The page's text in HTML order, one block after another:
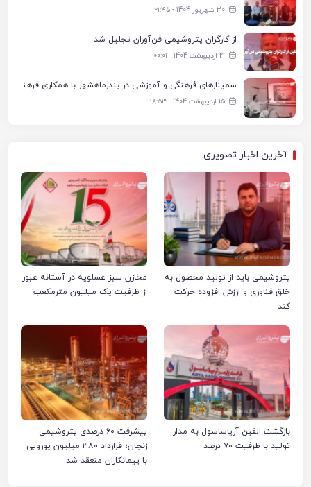
30 شهریور 1404 - ۲۱:۴۵
از کارگران پتروشیمی فن‌آوران تجلیل شد
21 اردیبهشت 1404 - ۰۰:۰۱
سمینارهای فرهنگی و آموزشی در بندرماهشهر با همکاری فرهنگ‌سرای پتروشیمی مارون
15 اردیبهشت 1404 - ۱۸:۵۳
آخرین اخبار تصویری
پتروشیمی باید از تولید محصول به
خلق فناوری و ارزش افزوده حرکت
کند
مخازن سبز عسلویه در آستانه عبور
از ظرفیت یک میلیون مترمکعب
بازگشت الفین آریاساسول به مدار
تولید با ظرفیت ۷۰ درصد
پیشرفت ۶۰ درصدی پتروشیمی
زنجان؛ قرارداد ۳۸۰ میلیون یورویی
با پیمانکاران منعقد شد